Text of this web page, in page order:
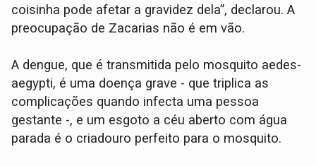
coisinha pode afetar a gravidez dela”, declarou. A
preocupação de Zacarias não é em vão.
A dengue, que é transmitida pelo mosquito aedes-
aegypti, é uma doença grave - que triplica as
complicações quando infecta uma pessoa
gestante -, e um esgoto a céu aberto com água
parada é o criadouro perfeito para o mosquito.